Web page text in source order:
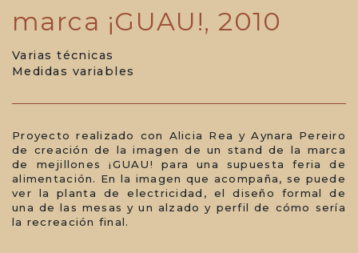
marca ¡GUAU!, 2010
Varias técnicas
Medidas variables
Proyecto realizado con Alicia Rea y Aynara Pereiro
de creación de la imagen de un stand de la marca
de mejillones ¡GUAU! para una supuesta feria de
alimentación. En la imagen que acompaña, se puede
ver la planta de electricidad, el diseño formal de
una de las mesas y un alzado y perfil de cómo sería
la recreación final.